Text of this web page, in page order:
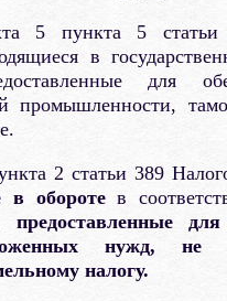
5 пункта 5 статьи
в
для
промышленности,
2 статьи 389
в оборотев
предоставленные
нужд, не
налогу.